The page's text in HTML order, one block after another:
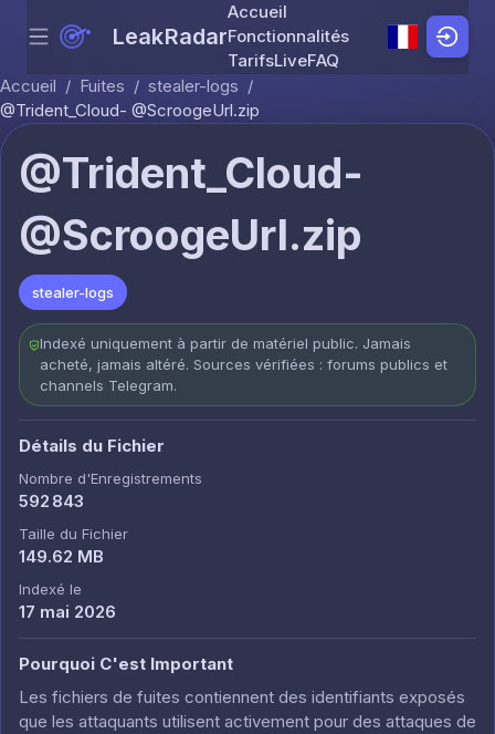
Skip to content
Menu LeakRadar
Accueil
Fonctionnalités
TarifsLiveFAQ
Accueil / Fuites / stealer-logs /
@Trident_Cloud- @ScroogeUrl.zip
@Trident_Cloud-
@ScroogeUrl.zip
stealer-logs
Indexé uniquement à partir de matériel public. Jamais
acheté, jamais altéré. Sources vérifiées : forums publics et
channels Telegram.
Détails du Fichier
Nombre d'Enregistrements
592 843
Taille du Fichier
149.62 MB
Indexé le
17 mai 2026
Pourquoi C'est Important
Les fichiers de fuites contiennent des identifiants exposés
que les attaquants utilisent activement pour des attaques de